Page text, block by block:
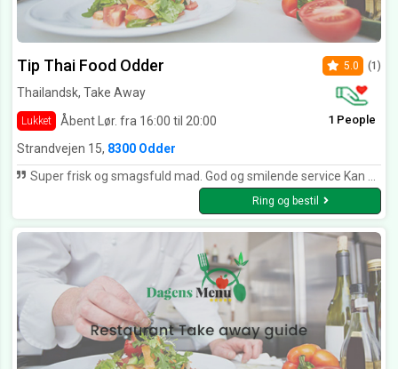
Tip Thai Food Odder
Thailandsk, Take Away
Lukket Åbent Lør. fra 16:00 til 20:00
5.0 (1)
1 People
Strandvejen 15, 8300 Odder
Super frisk og smagsfuld mad. God og smilende service Kan varmt anbefales
Ring og bestil